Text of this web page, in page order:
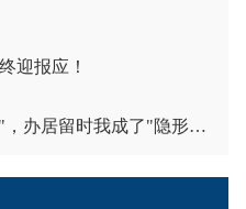
迎报应！
交6万欧税时我是"守法公民"，办居留时我成了"隐形人"